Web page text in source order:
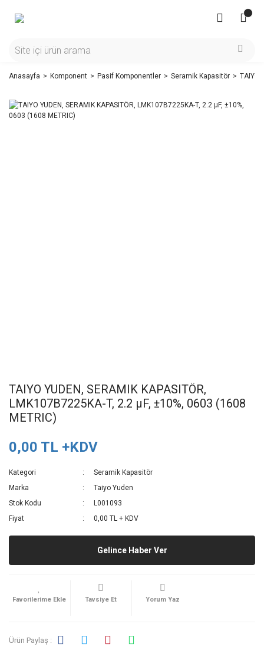
Anasayfa Komponent Pasif Komponentler Seramik Kapasitör TAIYO
TAIYO YUDEN, SERAMIK KAPASITÖR,
LMK107B7225KA-T, 2.2 µF, ±10%, 0603 (1608
METRIC)
0,00 TL +KDV
Kategori
Seramik Kapasitör
Marka
Taiyo Yuden
Stok Kodu
L001093
Fiyat
0,00 TL + KDV
Gelince Haber Ver
Tavsiye Et Yorum Yaz
Ürün Paylaş :